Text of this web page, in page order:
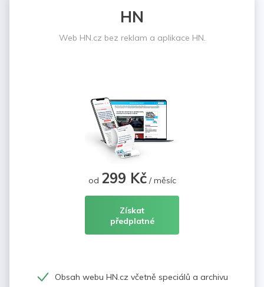
HN
Web HN.cz bez reklam a aplikace HN.
od 299 Kč/ měsíc
Získat
předplatné
Obsah webu HN.cz včetně speciálů a archivu